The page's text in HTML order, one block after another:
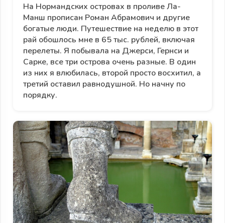
На Нормандских островах в проливе Ла-
Манш прописан Роман Абрамович и другие
богатые люди. Путешествие на неделю в этот
рай обошлось мне в 65 тыс. рублей, включая
перелеты. Я побывала на Джерси, Гернси и
Сарке, все три острова очень разные. В один
из них я влюбилась, второй просто восхитил, а
третий оставил равнодушной. Но начну по
порядку.